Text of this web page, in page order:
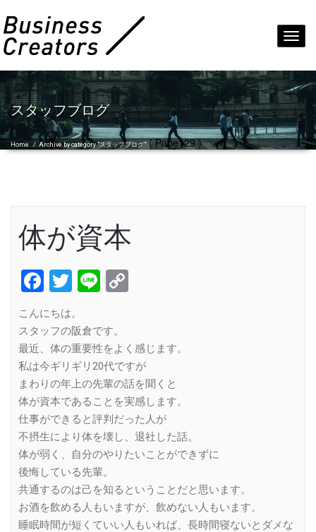
スタッフブログ
Home /Archive by category "スタッフブログ"( Page129 )
体が資本
Facebook
Twitter
Line
こんにちは。
スタッフの阪倉です。
最近、体の重要性をよく感じます。
私は今ギリギリ20代ですが
まわりの年上の先輩の話を聞くと
体が資本であることを実感します。
仕事ができると評判だった人が
不摂生により体を壊し、退社した話。
体が弱く、自分のやりたいことができずに
後悔している先輩。
共通するのは己を知るということだと思います。
お酒を飲める人もいますが、飲めない人もいます。
睡眠時間が短くていい人もいれば、長時間寝ないとダメな